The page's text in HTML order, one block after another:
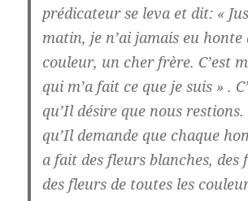
prédicateur se leva et dit: «
matin, je n’ai jamais eu honte
couleur, un cher frère. C’est
qui m’a fait ce que je suis » .
qu’Il désire que nous restions.
qu’Il demande que chaque
a fait des fleurs blanches, des
des fleurs de toutes les